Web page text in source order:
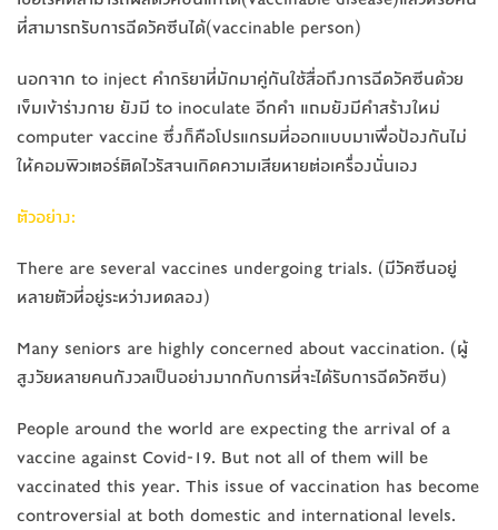
ที่สามารถรับการฉีดวัคซีนได้(vaccinable person)
นอกจาก to inject คำกริยาที่มักมาคู่กันใช้สื่อถึงการฉีดวัคซีนด้วย
เข็มเข้าร่างกาย ยังมี to inoculate อีกคำ แถมยังมีคำสร้างใหม่
computer vaccine ซึ่งก็คือโปรแกรมที่ออกแบบมาเพื่อป้องกันไม่
ให้คอมพิวเตอร์ติดไวรัสจนเกิดความเสียหายต่อเครื่องนั่นเอง
ตัวอย่าง:
There are several vaccines undergoing trials. (มีวัคซีนอยู่
หลายตัวที่อยู่ระหว่างทดลอง)
Many seniors are highly concerned about vaccination. (ผู้
สูงวัยหลายคนกังวลเป็นอย่างมากกับการที่จะได้รับการฉีดวัคซีน)
People around the world are expecting the arrival of a
vaccine against Covid-19. But not all of them will be
vaccinated this year. This issue of vaccination has become
controversial at both domestic and international levels.